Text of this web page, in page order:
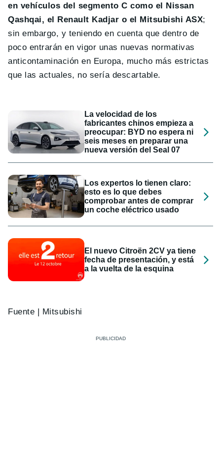
en vehículos del segmento C como el Nissan
Qashqai, el Renault Kadjar o el Mitsubishi ASX;
sin embargo, y teniendo en cuenta que dentro de
poco entrarán en vigor unas nuevas normativas
anticontaminación en Europa, mucho más estrictas
que las actuales, no sería descartable.
La velocidad de los
fabricantes chinos empieza a
preocupar: BYD no espera ni
seis meses en preparar una
nueva versión del Seal 07
Los expertos lo tienen claro:
esto es lo que debes
comprobar antes de comprar
un coche eléctrico usado
El nuevo Citroën 2CV ya tiene
fecha de presentación, y está
a la vuelta de la esquina
Fuente | Mitsubishi